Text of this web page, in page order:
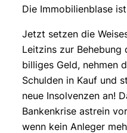
Die Immobilienblase
Jetzt setzen die
Leitzins zur Behebung
billiges Geld, nehmen
Schulden in Kauf und
neue Insolvenzen an!
Bankenkrise astrein
wenn kein Anleger